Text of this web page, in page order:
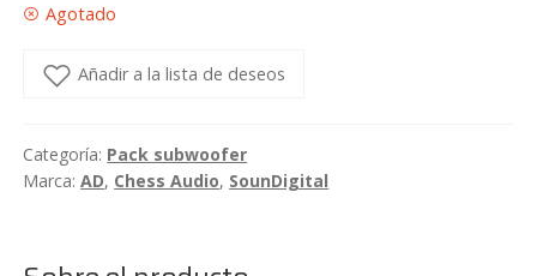
Agotado
Añadir a la lista de deseos
Categoría: Pack subwoofer
Marca:AD, Chess Audio, SounDigital